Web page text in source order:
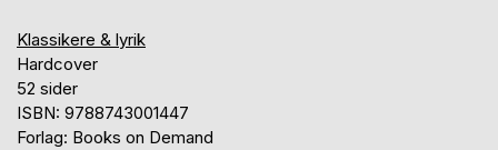
Klassikere & lyrik
Hardcover
52 sider
ISBN: 9788743001447
Forlag: Books on Demand